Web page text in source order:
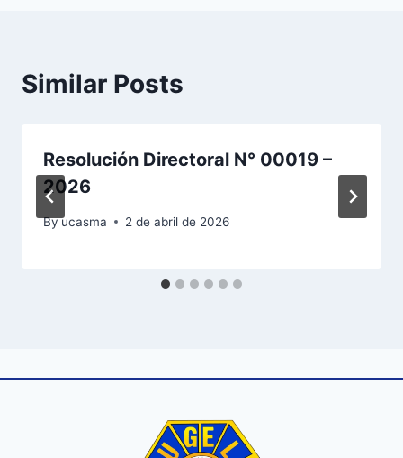
Similar Posts
Resolución Directoral N° 00019 –
2026
Byucasma 2 de abril de 2026